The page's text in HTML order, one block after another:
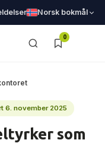
Norsk bokmål
0
6. november 2025
som